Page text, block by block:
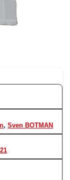
, Sven BOTMAN